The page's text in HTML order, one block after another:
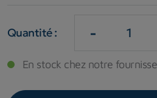
Quantité : -
En stock chez notre